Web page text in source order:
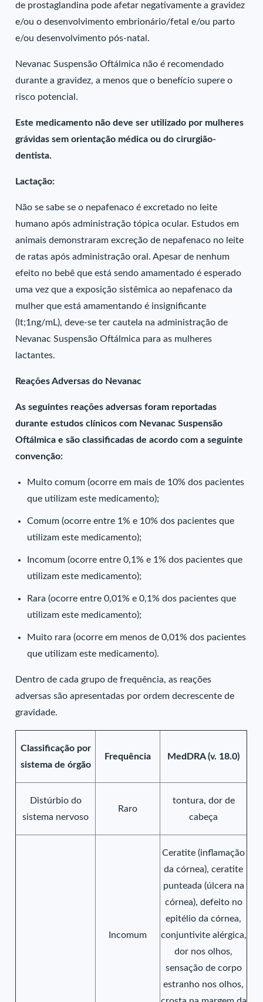
de prostaglandina pode afetar negativamente a gravidez
e/ou o desenvolvimento embrionário/fetal e/ou parto
e/ou desenvolvimento pós-natal.
Nevanac Suspensão Oftálmica não é recomendado
durante a gravidez, a menos que o benefício supere o
risco potencial.
Este medicamento não deve ser utilizado por mulheres
grávidas sem orientação médica ou do cirurgião-
dentista.
Lactação:
Não se sabe se o nepafenaco é excretado no leite
humano após administração tópica ocular. Estudos em
animais demonstraram excreção de nepafenaco no leite
de ratas após administração oral. Apesar de nenhum
efeito no bebê que está sendo amamentado é esperado
uma vez que a exposição sistêmica ao nepafenaco da
mulher que está amamentando é insignificante
(lt;1ng/mL), deve-se ter cautela na administração de
Nevanac Suspensão Oftálmica para as mulheres
lactantes.
Reações Adversas do Nevanac
As seguintes reações adversas foram reportadas
durante estudos clínicos com Nevanac Suspensão
Oftálmica e são classificadas de acordo com a seguinte
convenção:
Muito comum (ocorre em mais de 10% dos pacientes
que utilizam este medicamento);
Comum (ocorre entre 1% e 10% dos pacientes que
utilizam este medicamento);
Incomum (ocorre entre 0,1% e 1% dos pacientes que
utilizam este medicamento);
Rara (ocorre entre 0,01% e 0,1% dos pacientes que
utilizam este medicamento);
Muito rara (ocorre em menos de 0,01% dos pacientes
que utilizam este medicamento).
Dentro de cada grupo de frequência, as reações
adversas são apresentadas por ordem decrescente de
gravidade.
Classificação por
sistema de órgão
Frequência MedDRA (v. 18.0)
Distúrbio do
sistema nervoso
Raro
tontura, dor de
cabeça
Incomum
Ceratite (inflamação
da córnea), ceratite
punteada (úlcera na
córnea), defeito no
epitélio da córnea,
conjuntivite alérgica,
dor nos olhos,
sensação de corpo
estranho nos olhos,